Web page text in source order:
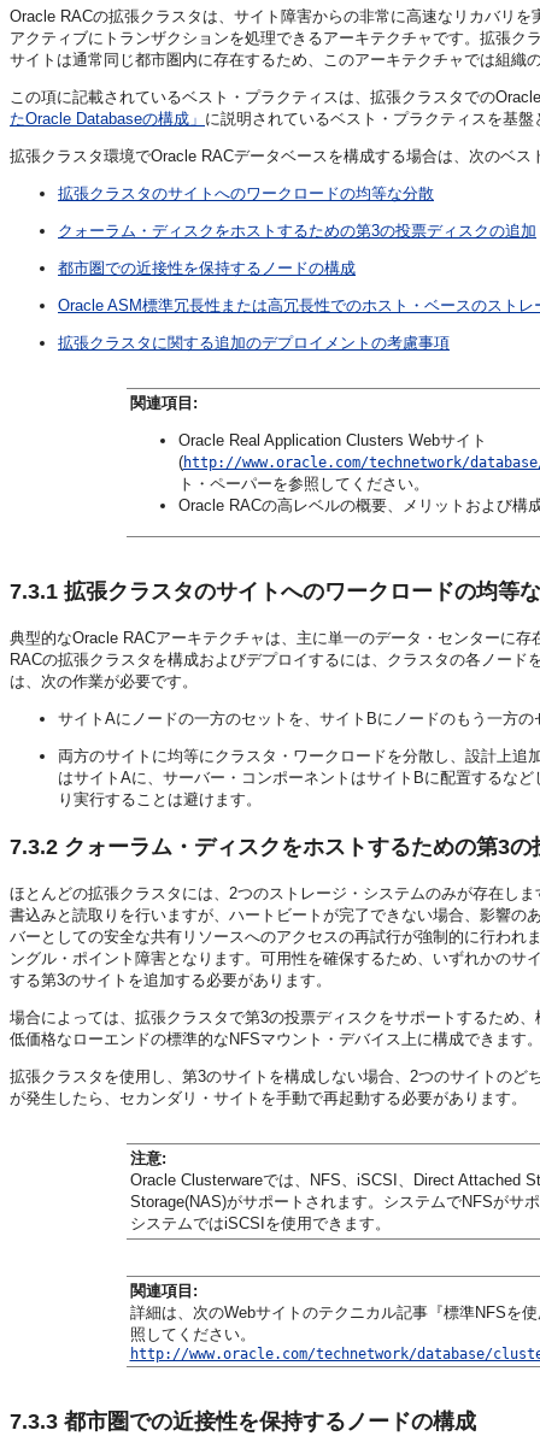
Oracle RACの拡張クラスタは、サイト障害からの非常に高速なリカバリ
アクティブにトランザクションを処理できるアーキテクチャです。拡張
サイトは通常同じ都市圏内に存在するため、このアーキテクチャでは組
この項に記載されているベスト・プラクティスは、拡張クラスタでの
たOracle Databaseの構成」 に説明されているベスト・プラクティスを基盤
拡張クラスタ環境でOracle RACデータベースを構成する場合は、次のベス
拡張クラスタのサイトへのワークロードの均等な分散
クォーラム・ディスクをホストするための第3の投票ディスクの追加
都市圏での近接性を保持するノードの構成
Oracle ASM標準冗長性または高冗長性でのホスト・ベースのスト
拡張クラスタに関する追加のデプロイメントの考慮事項
関連項目:
Oracle Real Application Clusters Webサイト
(http://www.oracle.com/technetwork/
ト・ペーパーを参照してください。
Oracle RACの高レベルの概要、メリットおよび構
7.3.1 拡張クラスタのサイトへのワークロードの均等
典型的なOracle RACアーキテクチャは、主に単一のデータ・センターに
RACの拡張クラスタを構成およびデプロイするには、クラスタの各ノー
は、次の作業が必要です。
サイトAにノードの一方のセットを、サイトBにノードのもう一方
両方のサイトに均等にクラスタ・ワークロードを分散し、設計上
はサイトAに、サーバー・コンポーネントはサイトBに配置するな
り実行することは避けます。
7.3.2 クォーラム・ディスクをホストするための第3
ほとんどの拡張クラスタには、2つのストレージ・システムのみが存在し
書込みと読取りを行いますが、ハートビートが完了できない場合、影響
バーとしての安全な共有リソースへのアクセスの再試行が強制的に行わ
ングル・ポイント障害となります。可用性を確保するため、いずれかの
する第3のサイトを追加する必要があります。
場合によっては、拡張クラスタで第3の投票ディスクをサポートするため
低価格なローエンドの標準的なNFSマウント・デバイス上に構成できま
拡張クラスタを使用し、第3のサイトを構成しない場合、2つのサイトの
が発生したら、セカンダリ・サイトを手動で再起動する必要があります。
注意:
Oracle Clusterwareでは、NFS、iSCSI、Direct Attached
Storage(NAS)がサポートされます。システムでNFSがサ
システムではiSCSIを使用できます。
関連項目:
詳細は、次のWebサイトのテクニカル記事『標準NFSを
照してください。
http://www.oracle.com/technetwork/database/
7.3.3 都市圏での近接性を保持するノードの構成